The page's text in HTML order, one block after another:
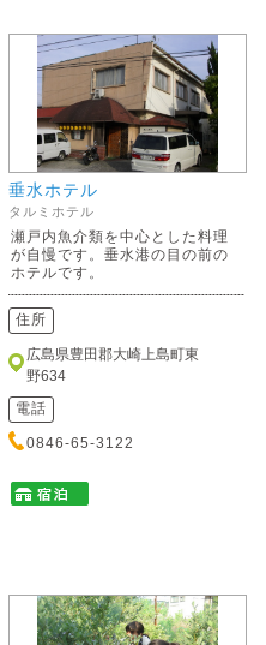
垂水ホテル
タルミホテル
瀬戸内魚介類を中心とした料理
が自慢です。垂水港の目の前の
ホテルです。
住所
広島県豊田郡大崎上島町東
野634
電話
0846-65-3122